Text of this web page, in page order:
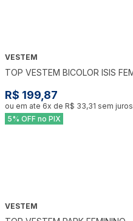
VESTEM
TOP VESTEM BICOLOR ISIS
R$ 199,87
ou em ate 6x de R$ 33,31 sem juros
5% OFF no PIX
VESTEM